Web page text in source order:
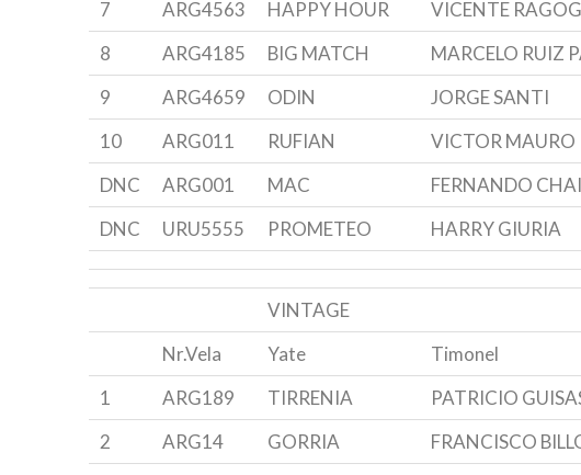
7
ARG4563 HAPPY HOUR VICENTE
8
ARG4185 BIG MATCH MARCELO RUIZ
9
ARG4659 ODIN JORGE SANTI
10
ARG011 RUFIAN VICTOR MAURO
DNC
ARG001 MAC
FERNANDO
DNC
URU5555 PROMETEO HARRY GIURIA
VINTAGE
Nr.Vela
Yate Timonel
1
ARG189 TIRRENIA PATRICIO
2
ARG14 GORRIA FRANCISCO